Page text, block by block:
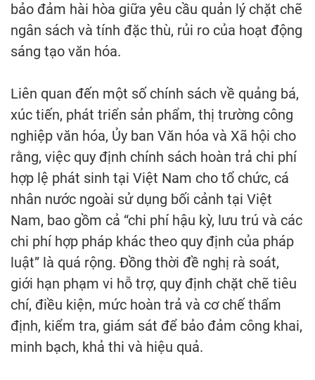
bảo đảm hài hòa giữa yêu cầu quản lý chặt chẽ
ngân sách và tính đặc thù, rủi ro của hoạt động
sáng tạo văn hóa.
Liên quan đến một số chính sách về quảng bá,
xúc tiến, phát triển sản phẩm, thị trường công
nghiệp văn hóa, Ủy ban Văn hóa và Xã hội cho
rằng, việc quy định chính sách hoàn trả chi phí
hợp lệ phát sinh tại Việt Nam cho tổ chức, cá
nhân nước ngoài sử dụng bối cảnh tại Việt
Nam, bao gồm cả “chi phí hậu kỳ, lưu trú và các
chi phí hợp pháp khác theo quy định của pháp
luật” là quá rộng. Đồng thời đề nghị rà soát,
giới hạn phạm vi hỗ trợ, quy định chặt chẽ tiêu
chí, điều kiện, mức hoàn trả và cơ chế thẩm
định, kiểm tra, giám sát để bảo đảm công khai,
minh bạch, khả thi và hiệu quả.